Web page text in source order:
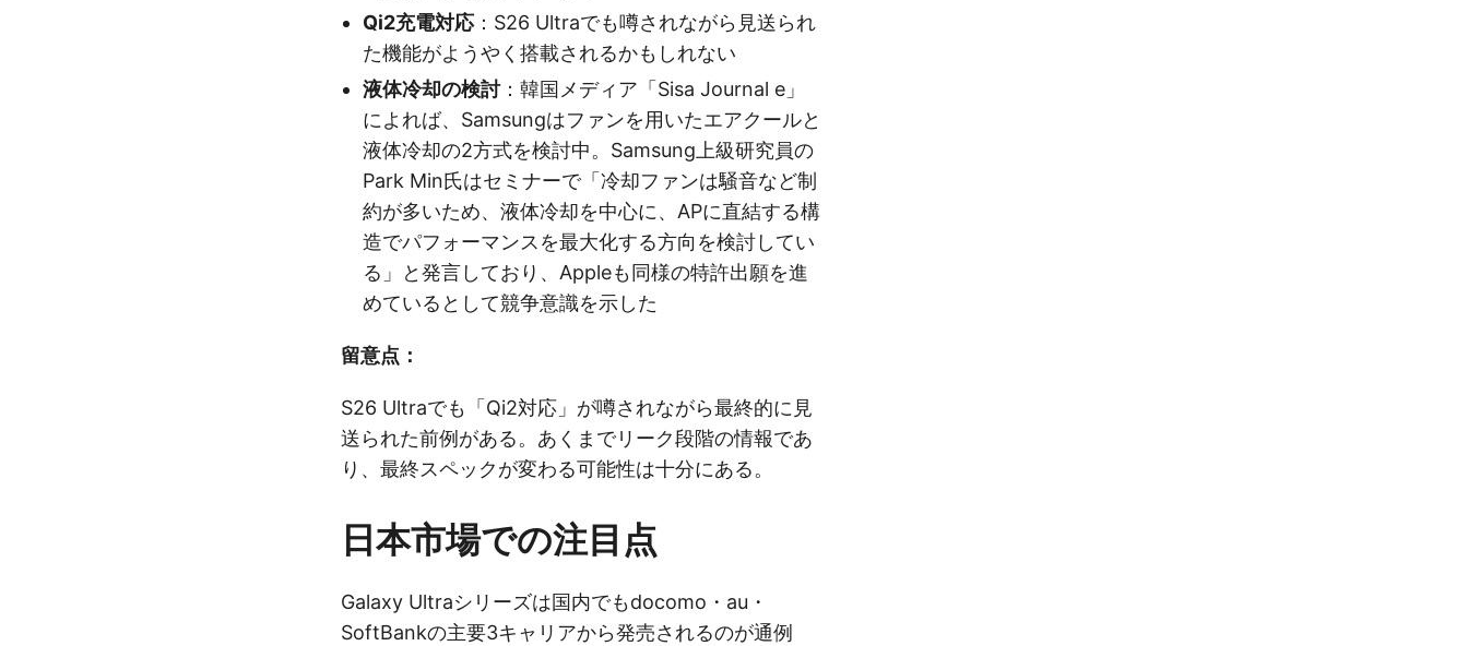
Qi2充電対応：S26 Ultraでも噂されながら見送られ
た機能がようやく搭載されるかもしれない
液体冷却の検討：韓国メディア「Sisa Journal e」
によれば、Samsungはファンを用いたエアクールと
液体冷却の2方式を検討中。Samsung上級研究員の
Park Min氏はセミナーで「冷却ファンは騒音など制
約が多いため、液体冷却を中心に、APに直結する構
造でパフォーマンスを最大化する方向を検討してい
る」と発言しており、Appleも同様の特許出願を進
めているとして競争意識を示した
留意点：
S26 Ultraでも「Qi2対応」が噂されながら最終的に見
送られた前例がある。あくまでリーク段階の情報であ
り、最終スペックが変わる可能性は十分にある。
日本市場での注目点
Galaxy Ultraシリーズは国内でもdocomo・au・
SoftBankの主要3キャリアから発売されるのが通例